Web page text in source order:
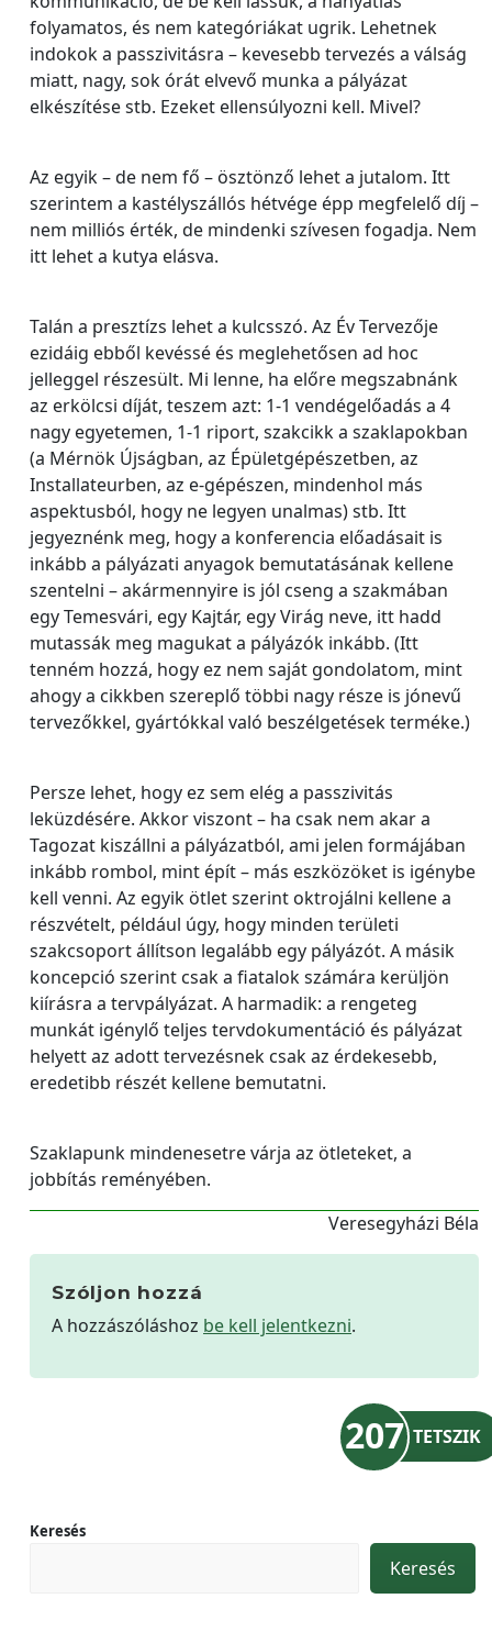
folyamatos, és nem kategóriákat ugrik. Lehetnek
indokok a passzivitásra – kevesebb tervezés a válság
miatt, nagy, sok órát elvevő munka a pályázat
elkészítése stb. Ezeket ellensúlyozni kell. Mivel?
Az egyik – de nem fő – ösztönző lehet a jutalom. Itt
szerintem a kastélyszállós hétvége épp megfelelő díj –
nem milliós érték, de mindenki szívesen fogadja. Nem
itt lehet a kutya elásva.
Talán a presztízs lehet a kulcsszó. Az Év Tervezője
ezidáig ebből kevéssé és meglehetősen ad hoc
jelleggel részesült. Mi lenne, ha előre megszabnánk
az erkölcsi díját, teszem azt: 1-1 vendégelőadás a 4
nagy egyetemen, 1-1 riport, szakcikk a szaklapokban
(a Mérnök Újságban, az Épületgépészetben, az
Installateurben, az e-gépészen, mindenhol más
aspektusból, hogy ne legyen unalmas) stb. Itt
jegyeznénk meg, hogy a konferencia előadásait is
inkább a pályázati anyagok bemutatásának kellene
szentelni – akármennyire is jól cseng a szakmában
egy Temesvári, egy Kajtár, egy Virág neve, itt hadd
mutassák meg magukat a pályázók inkább. (Itt
tenném hozzá, hogy ez nem saját gondolatom, mint
ahogy a cikkben szereplő többi nagy része is jónevű
tervezőkkel, gyártókkal való beszélgetések terméke.)
Persze lehet, hogy ez sem elég a passzivitás
leküzdésére. Akkor viszont – ha csak nem akar a
Tagozat kiszállni a pályázatból, ami jelen formájában
inkább rombol, mint épít – más eszközöket is igénybe
kell venni. Az egyik ötlet szerint oktrojálni kellene a
részvételt, például úgy, hogy minden területi
szakcsoport állítson legalább egy pályázót. A másik
koncepció szerint csak a fiatalok számára kerüljön
kiírásra a tervpályázat. A harmadik: a rengeteg
munkát igénylő teljes tervdokumentáció és pályázat
helyett az adott tervezésnek csak az érdekesebb,
eredetibb részét kellene bemutatni.
Szaklapunk mindenesetre várja az ötleteket, a
jobbítás reményében.
Veresegyházi Béla
Szóljon hozzá
A hozzászóláshoz be kell jelentkezni.
207 TETSZIK
Keresés
Keresés